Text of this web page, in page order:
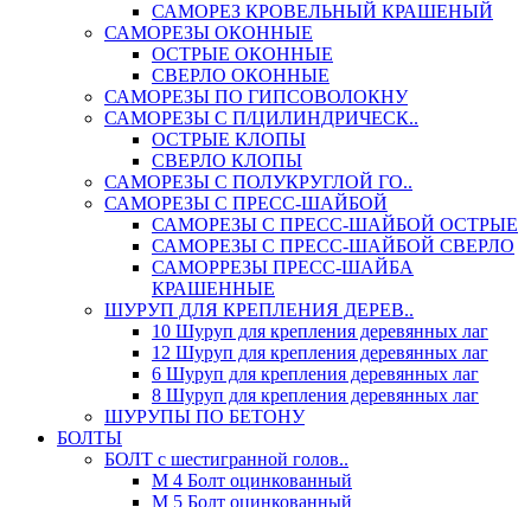
САМОРЕЗ КРОВЕЛЬНЫЙ КРАШЕНЫЙ
САМОРЕЗЫ ОКОННЫЕ
ОСТРЫЕ ОКОННЫЕ
СВЕРЛО ОКОННЫЕ
САМОРЕЗЫ ПО ГИПСОВОЛОКНУ
САМОРЕЗЫ С П/ЦИЛИНДРИЧЕСК..
ОСТРЫЕ КЛОПЫ
СВЕРЛО КЛОПЫ
САМОРЕЗЫ С ПОЛУКРУГЛОЙ ГО..
САМОРЕЗЫ С ПРЕСС-ШАЙБОЙ
САМОРЕЗЫ С ПРЕСС-ШАЙБОЙ ОСТРЫЕ
САМОРЕЗЫ С ПРЕСС-ШАЙБОЙ СВЕРЛО
САМОРРЕЗЫ ПРЕСС-ШАЙБА
КРАШЕННЫЕ
ШУРУП ДЛЯ КРЕПЛЕНИЯ ДЕРЕВ..
10 Шуруп для крепления деревянных лаг
12 Шуруп для крепления деревянных лаг
6 Шуруп для крепления деревянных лаг
8 Шуруп для крепления деревянных лаг
ШУРУПЫ ПО БЕТОНУ
БОЛТЫ
БОЛТ с шестигранной голов..
М 4 Болт оцинкованный
М 5 Болт оцинкованный